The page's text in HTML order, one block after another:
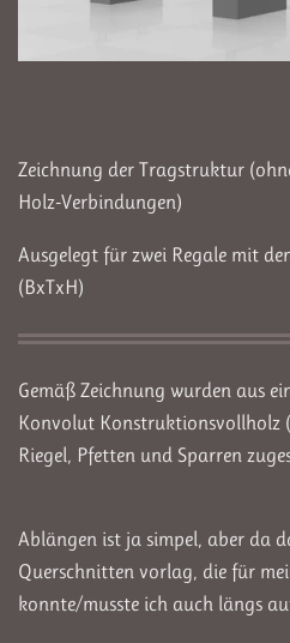
Zeichnung der Tragstruktur
Holz-Verbindungen)
Ausgelegt für zwei Regale mit
(BxTxH)
Gemäß Zeichnung wurden aus
Konvolut Konstruktionsvollholz
Riegel, Pfetten und Sparren
Ablängen ist ja simpel, aber da
Querschnitten vorlag, die für
konnte/musste ich auch längs